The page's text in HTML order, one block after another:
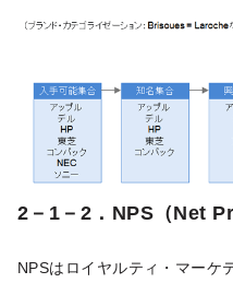
2－1－2．NPS（Net
NPSはロイヤルティ・マーケ